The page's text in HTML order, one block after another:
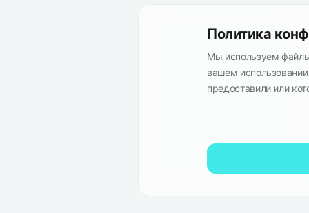
Политика
Мы используем
вашем
предоставили или